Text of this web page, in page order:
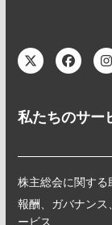
Twitter
私たちのサー
株主総会に関す
報酬、ガバナン